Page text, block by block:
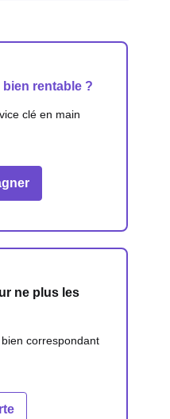
bien rentable ?
clé en main
ne plus les
correspondant